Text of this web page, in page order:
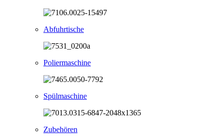
Abfuhrtische
Poliermaschine
Spülmaschine
Zubehören